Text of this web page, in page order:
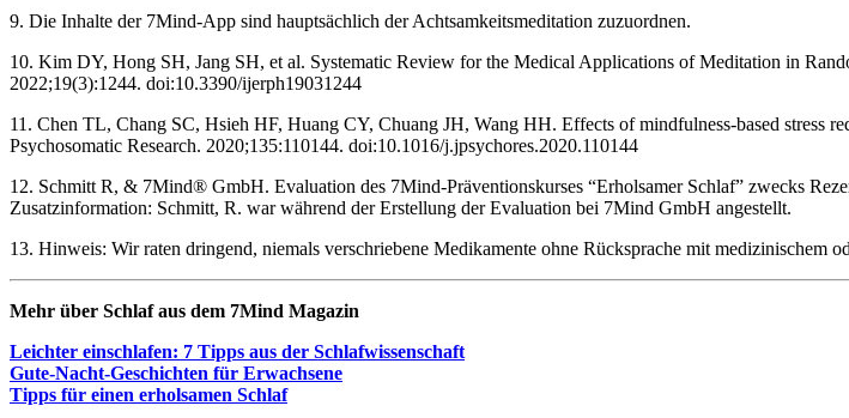
9. Die Inhalte der 7Mind-App sind hauptsächlich der Achtsamkeitsmeditation zuzuordnen.
10. Kim DY, Hong SH, Jang SH, et al. Systematic Review for the Medical Applications of Meditation in
2022;19(3):1244. doi:10.3390/ijerph19031244
11. Chen TL, Chang SC, Hsieh HF, Huang CY, Chuang JH, Wang HH. Effects of mindfulness-based stress
Psychosomatic Research. 2020;135:110144. doi:10.1016/j.jpsychores.2020.110144
12. Schmitt R, & 7Mind® GmbH. Evaluation des 7Mind-Präventionskurses “Erholsamer Schlaf” zwecks
Zusatzinformation: Schmitt, R. war während der Erstellung der Evaluation bei 7Mind GmbH angestellt.
13. Hinweis: Wir raten dringend, niemals verschriebene Medikamente ohne Rücksprache mit medizinischem
Mehr über Schlaf aus dem 7Mind Maga­zin
Leich­ter ein­schla­fen: 7 Tipps aus der Schlaf­wis­sen­schaft
Gute-Nacht-Geschich­ten für Erwach­sene
Tipps für einen erhol­sa­men Schlaf